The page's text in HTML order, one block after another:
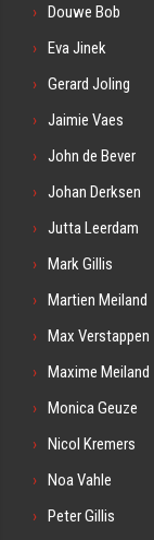
Douwe Bob
Eva Jinek
Gerard Joling
Jaimie Vaes
John de Bever
Johan Derksen
Jutta Leerdam
Mark Gillis
Martien Meiland
Max Verstappen
Maxime Meiland
Monica Geuze
Nicol Kremers
Noa Vahle
Peter Gillis